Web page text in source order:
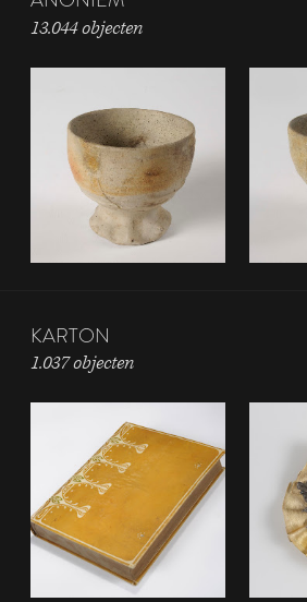
13.044 objecten
KARTON
1.037 objecten